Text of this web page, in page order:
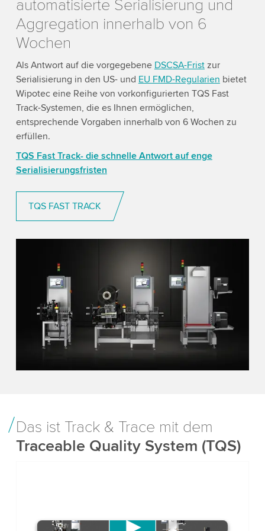
automatisierte Serialisierung und
Aggregation innerhalb von 6
Wochen
Als Antwort auf die vorgegebene DSCSA-Fristzur
Serialisierung in den US- und EU FMD-Regularien bietet
Wipotec eine Reihe von vorkonfigurierten TQS Fast
Track-Systemen, die es Ihnen ermöglichen,
entsprechende Vorgaben innerhalb von 6 Wochen zu
erfüllen.
TQS Fast Track- die schnelle Antwort auf enge
Serialisierungsfristen
TQS FAST TRACK
Das ist Track & Trace mit dem
Traceable Quality System (TQS)